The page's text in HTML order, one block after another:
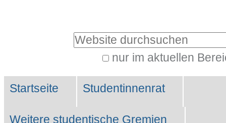
Website durchsuchen
nur im aktuellen
Suche…
Sektionen
Startseite Studentinnenrat
Weitere studentische Gremien